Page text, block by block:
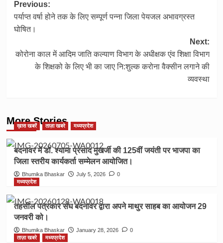
Post
navigation
Previous:
पर्याप्त वर्षा होने तक के लिए सम्पूर्ण पन्ना जिला पेयजल अभावग्रस्त
घोषित।
Next:
कोरोना काल में आदिम जाति कल्याण विभाग के अधीक्षक एंव शिक्षा विभाग
के शिक्षको के लिए भी का जाए नि:शुल्क करोना वैक्सीन लगाने की
व्यवस्था
More Stories
ख़ास खबरें ताज़ा खबरे मध्यप्रदेश
बदनावर में डॉ. श्यामा प्रसाद मुखर्जी की 125वीं जयंती पर भाजपा का
जिला स्तरीय कार्यकर्ता सम्मेलन आयोजित।
Bhumika Bhaskar July 5, 2026
0
मध्यप्रदेश
तहसील पत्रकार संघ बदनावर द्वारा अपने माथुर साहब का आयोजन 29
जनवरी को।
Bhumika Bhaskar January 28, 2026
0
ताज़ा खबरे
मध्यप्रदेश